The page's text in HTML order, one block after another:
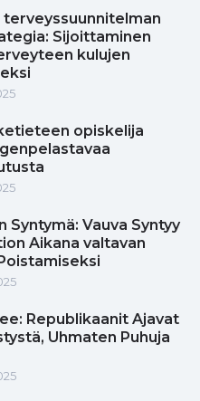
terveyssuunnitelman
Sijoittaminen
kulujen
opiskelija
Syntymä: Vauva Syntyy
Aikana valtavan
Republikaanit Ajavat
Uhmaten Puhuja